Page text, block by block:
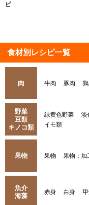
ピ
食材別レシピ一覧
肉 牛肉 豚肉
野菜
豆類
キノコ類
緑黄色野菜 淡
イモ類
果物 果物 果物：加
魚介
海藻
赤身 白身